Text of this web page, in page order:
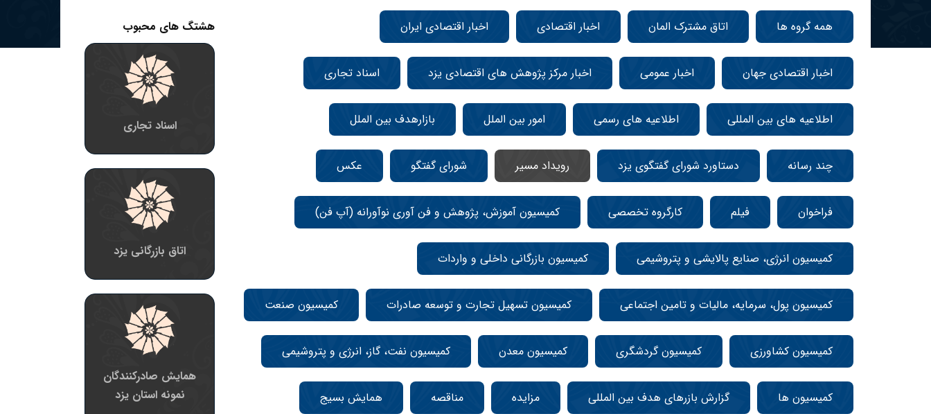
همه گروه ها اتاق مشترک المان اخبار اقتصادی اخبار اقتصادی ایران
اخبار اقتصادی جهان اخبار عمومی اخبار مرکز پژوهش های اقتصادی یزد اسناد تجاری
اطلاعیه های بین المللی اطلاعیه های رسمی امور بین الملل بازارهدف بین الملل
چند رسانه دستاورد شورای گفتگوی یزد رویداد مسیر شورای گفتگو عکس
فراخوان فیلم کارگروه تخصصی کمیسیون آموزش، پژوهش و فن آوری نوآورانه (آپ فن)
کمیسیون انرژی، صنایع پالایشی و پتروشیمی کمیسیون بازرگانی داخلی و واردات
کمیسیون پول، سرمایه، مالیات و تامین اجتماعی کمیسیون تسهیل تجارت و توسعه صادرات کمیسیون صنعت
کمیسیون کشاورزی کمیسیون گردشگری کمیسیون معدن کمیسیون نفت، گاز، انرژی و پتروشیمی
کمیسیون ها گزارش بازرهای هدف بین المللی مزایده مناقصه همایش بسیج
هشتگ های محبوب
اسناد تجاری
اتاق بازرگانی یزد
همایش صادرکنندگان
نمونه استان یزد